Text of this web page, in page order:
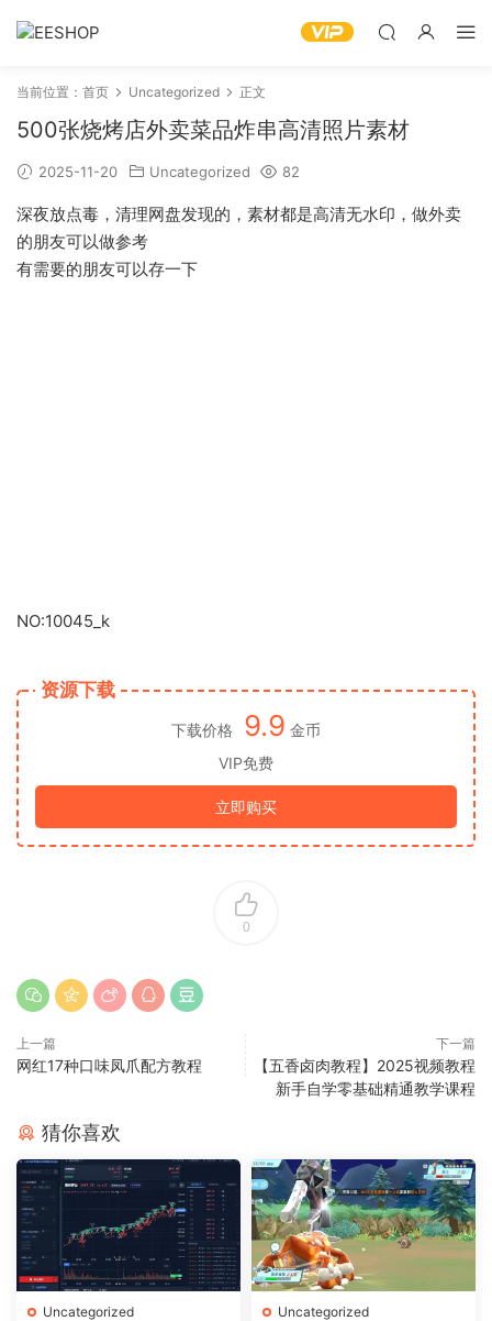
当前位置： 首页 Uncategorized 正文
500张烧烤店外卖菜品炸串高清照片素材
2025-11-20 Uncategorized 82
深夜放点毒，清理网盘发现的，素材都是高清无水印，做外卖
的朋友可以做参考
有需要的朋友可以存一下
NO:10045_k
资源下载
下载价格 9.9 金币
VIP免费
立即购买
0
上一篇
网红17种口味凤爪配方教程
下一篇
【五香卤肉教程】2025视频教程
新手自学零基础精通教学课程
猜你喜欢
Uncategorized Uncategorized